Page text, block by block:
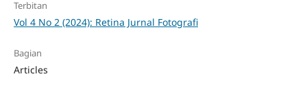
Terbitan
Vol 4 No 2 (2024): Retina Jurnal Fotografi
Bagian
Articles